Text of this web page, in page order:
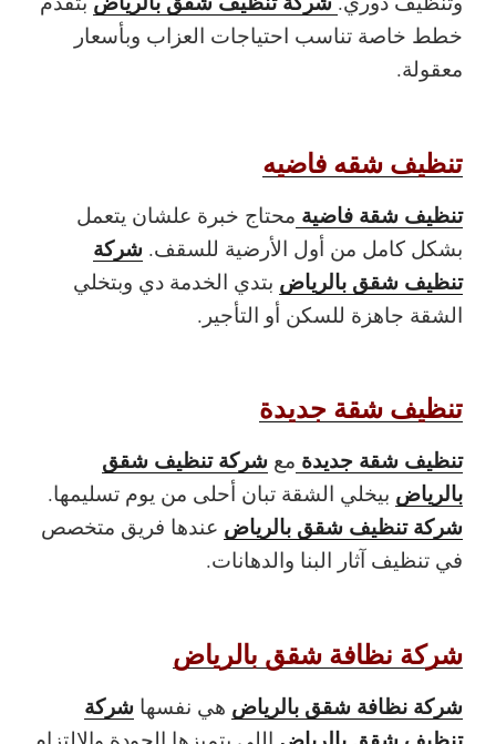
خطط خاصة تناسب احتياجات العزاب وبأسعار
معقولة.
تنظيف شقه فاضيه
تنظيف شقة فاضية محتاج خبرة علشان يتعمل
بشكل كامل من أول الأرضية للسقف. شركة
تنظيف شقق بالرياض بتدي الخدمة دي وبتخلي
الشقة جاهزة للسكن أو التأجير.
تنظيف شقة جديدة
تنظيف شقة جديدة مع شركة تنظيف شقق
بالرياض بيخلي الشقة تبان أحلى من يوم تسليمها.
شركة تنظيف شقق بالرياض عندها فريق متخصص
في تنظيف آثار البنا والدهانات.
شركة نظافة شقق بالرياض
شركة نظافة شقق بالرياض هي نفسها شركة